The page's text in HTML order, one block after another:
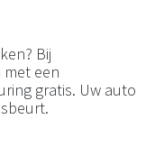
Bij
met een
gratis. Uw auto